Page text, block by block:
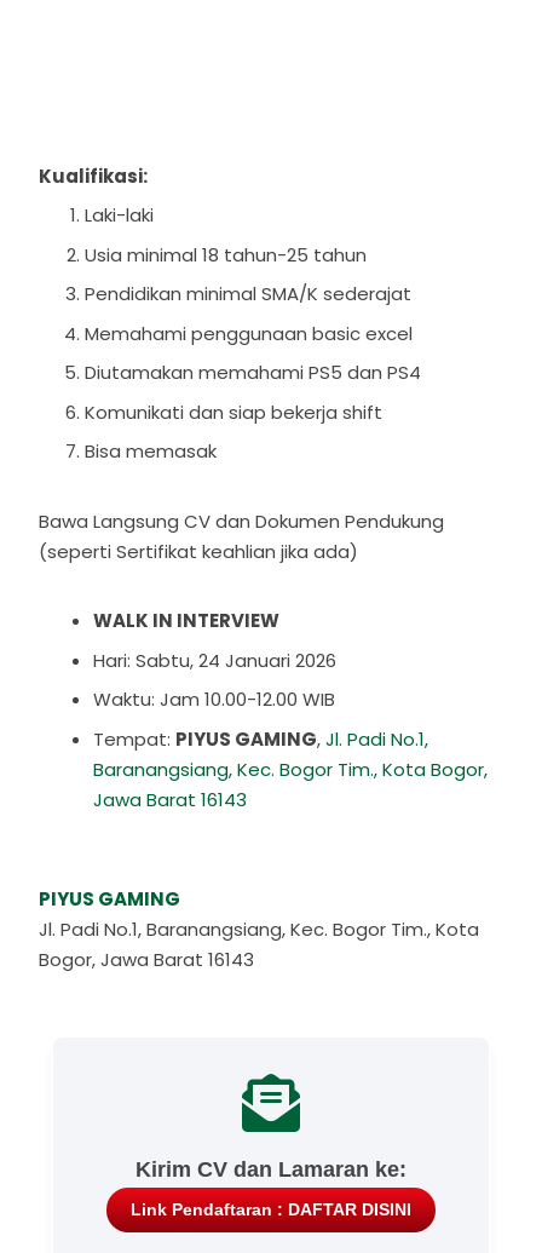
Kualifikasi:
Laki-laki
Usia minimal 18 tahun-25 tahun
Pendidikan minimal SMA/K sederajat
Memahami penggunaan basic excel
Diutamakan memahami PS5 dan PS4
Komunikati dan siap bekerja shift
Bisa memasak
Bawa Langsung CV dan Dokumen Pendukung
(seperti Sertifikat keahlian jika ada)
WALK IN INTERVIEW
Hari: Sabtu, 24 Januari 2026
Waktu: Jam 10.00-12.00 WIB
Tempat: PIYUS GAMING,Jl. Padi No.1,
Baranangsiang, Kec. Bogor Tim., Kota Bogor,
Jawa Barat 16143
PIYUS GAMING
Jl. Padi No.1, Baranangsiang, Kec. Bogor Tim., Kota
Bogor, Jawa Barat 16143
Kirim CV dan Lamaran ke:
Link Pendaftaran : DAFTAR DISINI